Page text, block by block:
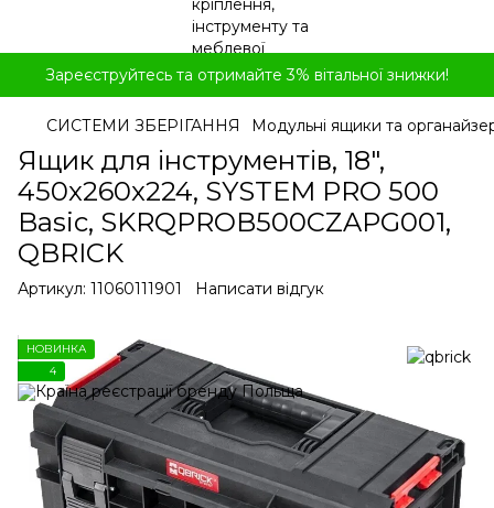
Зареєструйтесь та отримайте 3% вітальної знижки!
СИСТЕМИ ЗБЕРІГАННЯ Модульні ящики та
Ящик для інструментів, 18",
450x260x224, SYSTEM PRO 500
Basic, SKRQPROB500CZAPG001,
QBRICK
Артикул: 11060111901 Написати відгук
НОВИНКА
4